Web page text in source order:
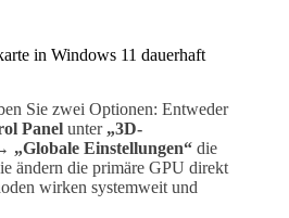
in Windows 11 dauerhaft
Sie zwei Optionen: Entweder
Panel unter „3D-
„Globale Einstellungen“ die
ändern die primäre GPU direkt
wirken systemweit und